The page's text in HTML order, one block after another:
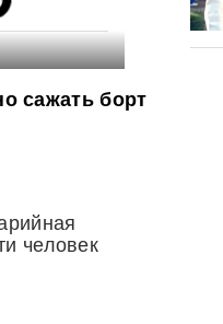
сажать борт
человек